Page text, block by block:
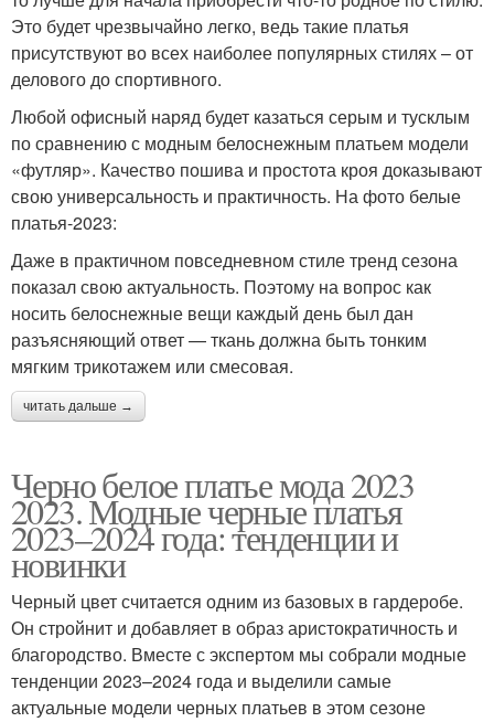
Это будет чрезвычайно легко, ведь такие платья
присутствуют во всех наиболее популярных стилях – от
делового до спортивного.
Любой офисный наряд будет казаться серым и тусклым
по сравнению с модным белоснежным платьем модели
«футляр». Качество пошива и простота кроя доказывают
свою универсальность и практичность. На фото белые
платья-2023:
Даже в практичном повседневном стиле тренд сезона
показал свою актуальность. Поэтому на вопрос как
носить белоснежные вещи каждый день был дан
разъясняющий ответ — ткань должна быть тонким
мягким трикотажем или смесовая.
читать дальше →
Черно белое платье мода 2023
2023. Модные черные платья
2023–2024 года: тенденции и
новинки
Черный цвет считается одним из базовых в гардеробе.
Он стройнит и добавляет в образ аристократичность и
благородство. Вместе с экспертом мы собрали модные
тенденции 2023–2024 года и выделили самые
актуальные модели черных платьев в этом сезоне